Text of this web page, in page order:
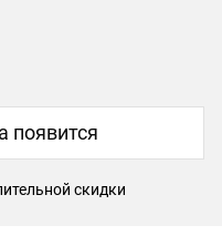
появится
скидки